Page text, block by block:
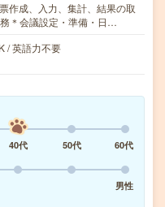
作成、入力、集計、結果の取
＊会議設定・準備・日…
/ 英語力不要
40代 50代
60代
男性